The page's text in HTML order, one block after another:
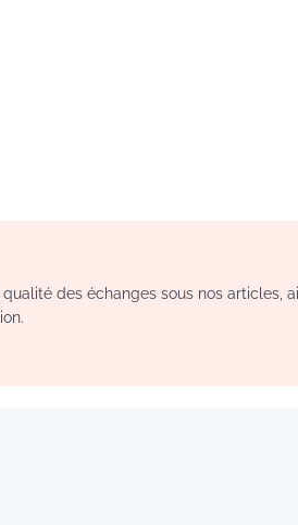
des échanges sous nos articles,